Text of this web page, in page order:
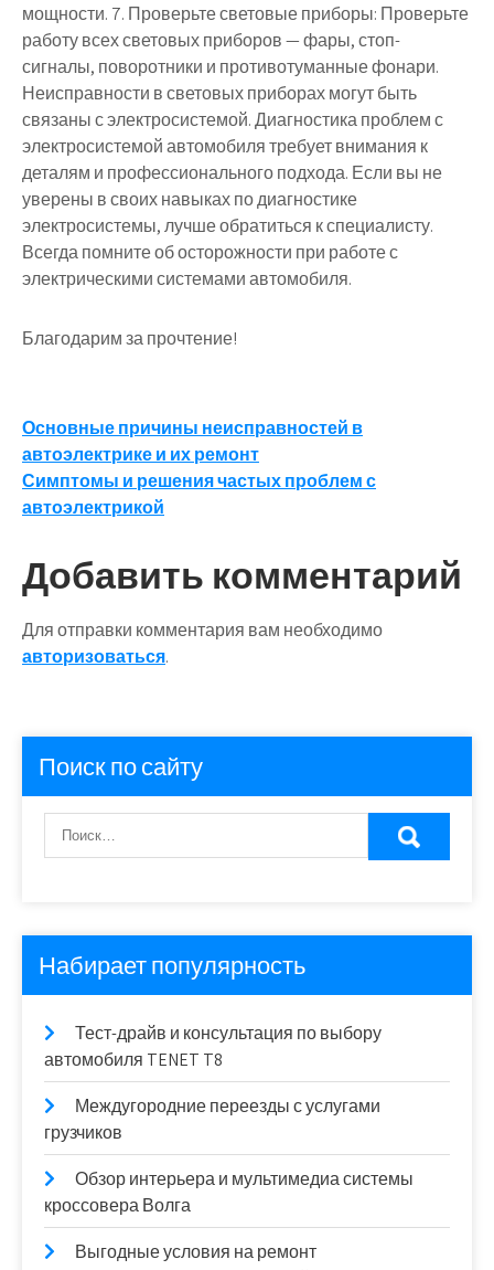
мощности. 7. Проверьте световые приборы: Проверьте
работу всех световых приборов — фары, стоп-
сигналы, поворотники и противотуманные фонари.
Неисправности в световых приборах могут быть
связаны с электросистемой. Диагностика проблем с
электросистемой автомобиля требует внимания к
деталям и профессионального подхода. Если вы не
уверены в своих навыках по диагностике
электросистемы, лучше обратиться к специалисту.
Всегда помните об осторожности при работе с
электрическими системами автомобиля.
Благодарим за прочтение!
Навигация
по
записям
Основные причины неисправностей в
автоэлектрике и их ремонт
Симптомы и решения частых проблем с
автоэлектрикой
Добавить комментарий
Для отправки комментария вам необходимо
авторизоваться.
Поиск по сайту
Набирает популярность
Тест-драйв и консультация по выбору
автомобиля TENET T8
Междугородние переезды с услугами
грузчиков
Обзор интерьера и мультимедиа системы
кроссовера Волга
Выгодные условия на ремонт